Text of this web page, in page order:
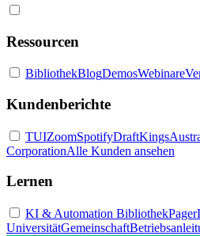
Ressourcen
BibliothekBlogDemosWebinare
Kundenberichte
TUIZoomSpotifyDraftKings
CorporationAlle Kunden ansehen
Lernen
KI & Automation Bibliothek
UniversitätGemeinschaft